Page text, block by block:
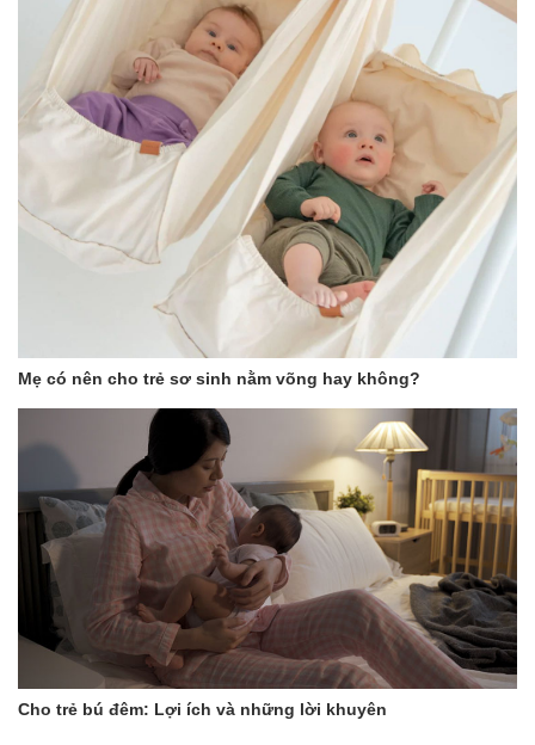
Mẹ có nên cho trẻ sơ sinh nằm võng hay không?
Cho trẻ bú đêm: Lợi ích và những lời khuyên